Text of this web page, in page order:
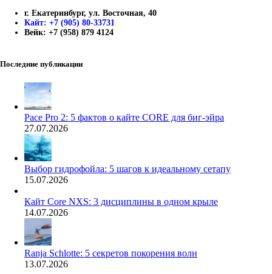
г. Екатеринбург, ул. Восточная, 40
Кайт: +7 (905) 80-33731
Вейк: +7 (958) 879 4124
Последние публикации
Pace Pro 2: 5 фактов о кайте CORE для биг-эйра
27.07.2026
Выбор гидрофойла: 5 шагов к идеальному сетапу
15.07.2026
Кайт Core NXS: 3 дисциплины в одном крыле
14.07.2026
Ranja Schlotte: 5 секретов покорения волн
13.07.2026